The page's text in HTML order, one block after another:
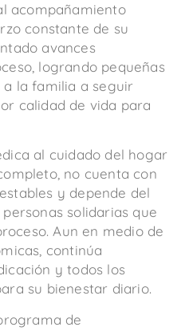
acompañamiento
constante de su
avances
logrando pequeñas
la familia a seguir
calidad de vida para
al cuidado del hogar
no cuenta con
y depende del
solidarias que
Aun en medio de
continúa
y todos los
su bienestar diario.
de